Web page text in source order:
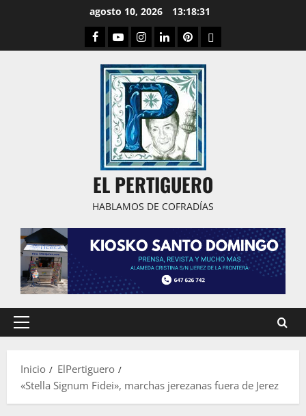
agosto 10, 2026 13:18:32
Facebook
YoutubeInstagram
LinkedPinterestDribbble
EL PERTIGUERO
HABLAMOS DE COFRADÍAS
Menú
Inicio
ElPertiguero
«Stella Signum Fidei», marchas jerezanas fuera de Jerez